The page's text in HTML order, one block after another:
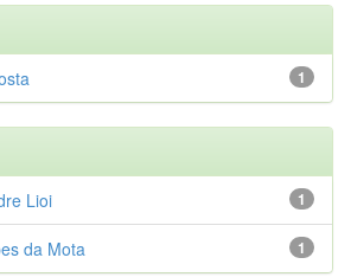
1
1
Lioi
1
da Mota